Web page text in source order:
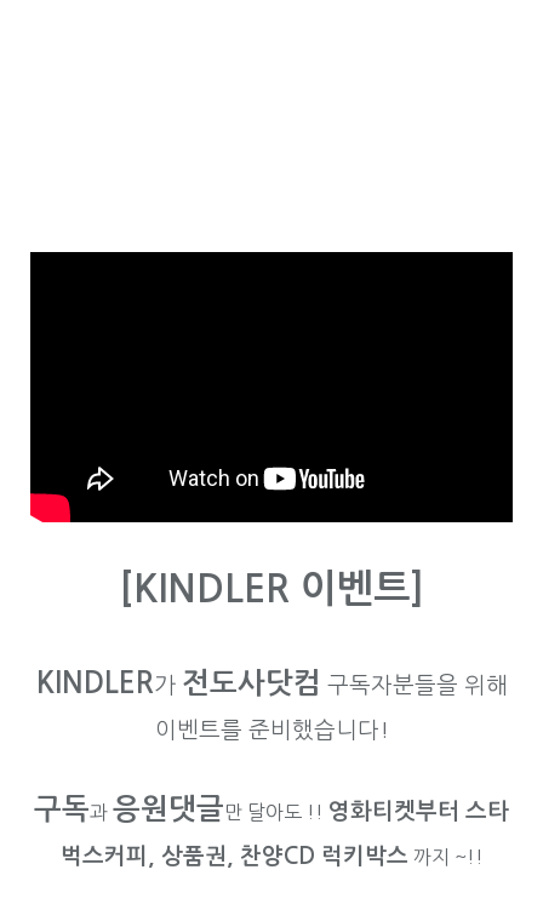
[KINDLER 이벤트]
KINDLER가 전도사닷컴 구독자분들을 위해
이벤트를 준비했습니다!
구독과 응원댓글만 달아도 !! 영화티켓부터 스타
벅스커피, 상품권, 찬양CD 럭키박스 까지 ~!!